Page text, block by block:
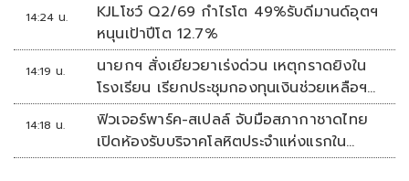
14:24 น.
KJLโชว์ Q2/69 กำไรโต 49%รับดีมานด์อุตฯ
หนุนเป้าปีโต 12.7%
14:19 น.
นายกฯ สั่งเยียวยาเร่งด่วน เหตุกราดยิงใน
โรงเรียน เรียกประชุมกองทุนเงินช่วยเหลือฯ
ทันที
14:18 น.
ฟิวเจอร์พาร์ค-สเปลล์ จับมือสภากาชาดไทย
เปิดห้องรับบริจาคโลหิตประจำแห่งแรกใน
ศูนย์การค้าปทุมธานี